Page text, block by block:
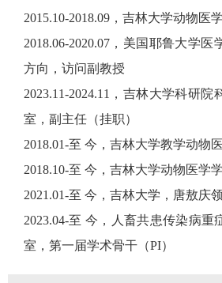
2015.10-2018.09，吉林大学动物医
2018.06-2020.07，美国耶鲁大学
方向，访问副教授
2023.11-2024.11，吉林大学科研
室，副主任（挂职）
2018.01-至 今，吉林大学教学动物
2018.10-至 今，吉林大学动物医学
2021.01-至 今，吉林大学，唐敖庆
2023.04-至 今，人畜共患传染病重
室，第一届学术骨干（PI）